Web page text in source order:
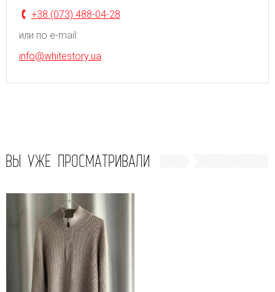
+38 (073) 488-04-28
или по e-mail:
info@whitestory.ua
ВЫ УЖЕ ПРОСМАТРИВАЛИ